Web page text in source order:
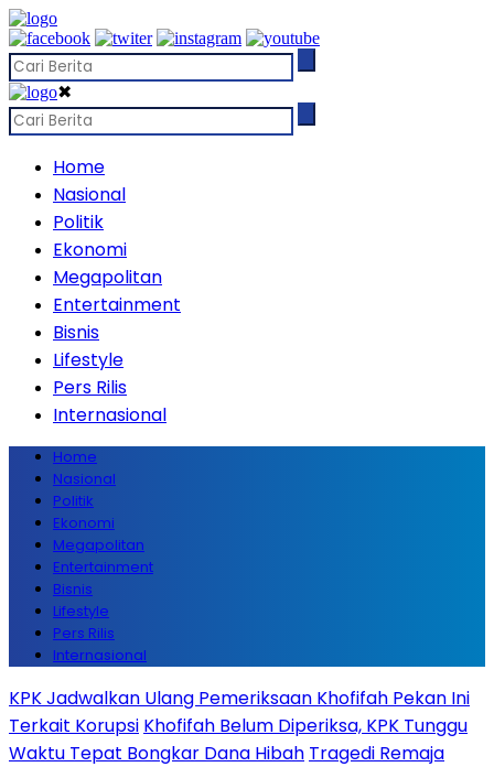
✖
Home
Nasional
Politik
Ekonomi
Megapolitan
Entertainment
Bisnis
Lifestyle
Pers Rilis
Internasional
Home
Nasional
Politik
Ekonomi
Megapolitan
Entertainment
Bisnis
Lifestyle
Pers Rilis
Internasional
KPK Jadwalkan Ulang Pemeriksaan Khofifah Pekan Ini
Terkait Korupsi Khofifah Belum Diperiksa, KPK Tunggu
Waktu Tepat Bongkar Dana Hibah Tragedi Remaja